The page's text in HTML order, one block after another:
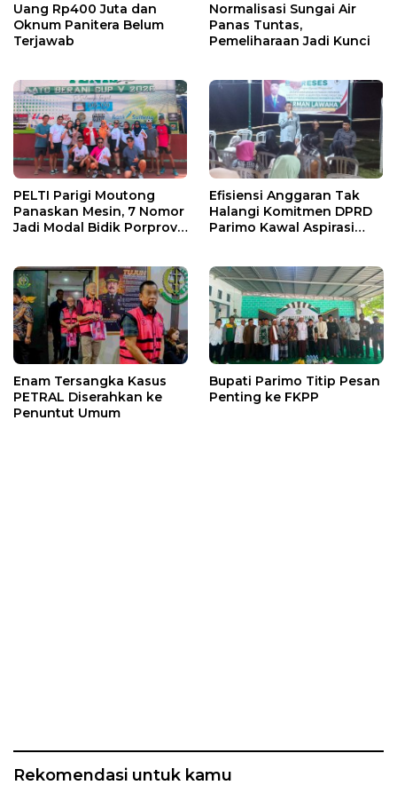
Uang Rp400 Juta dan
Oknum Panitera Belum
Terjawab
Normalisasi Sungai Air
Panas Tuntas,
Pemeliharaan Jadi Kunci
PELTI Parigi Moutong
Panaskan Mesin, 7 Nomor
Jadi Modal Bidik Porprov
Efisiensi Anggaran Tak
Halangi Komitmen DPRD
Parimo Kawal Aspirasi
Enam Tersangka Kasus
PETRAL Diserahkan ke
Penuntut Umum
Bupati Parimo Titip Pesan
Penting ke FKPP
Rekomendasi untuk kamu